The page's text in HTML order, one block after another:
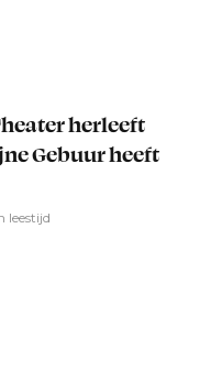
herleeft
Gebuur heeft
leestijd